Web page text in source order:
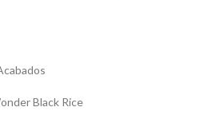
Black Rice